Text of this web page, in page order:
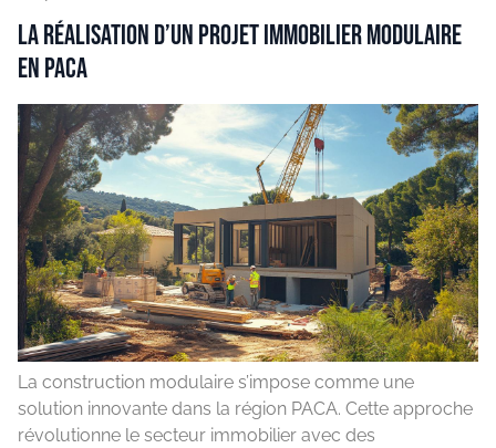
La réalisation d’un projet immobilier modulaire
en PACA
La construction modulaire s’impose comme une
solution innovante dans la région PACA. Cette approche
révolutionne le secteur immobilier avec des